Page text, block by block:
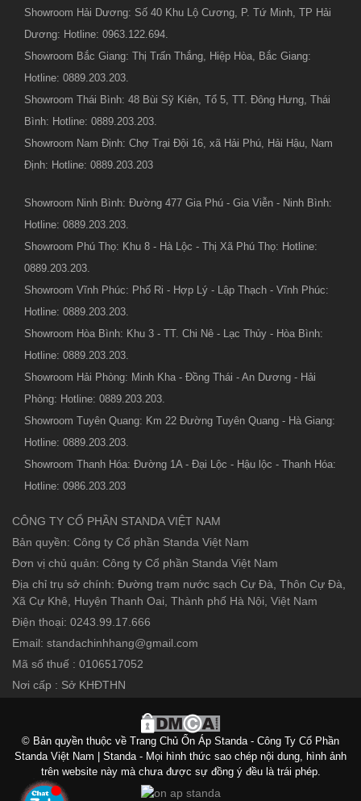
Showroom Hải Dương: Số 40 Khu Lộ Cương, P. Tứ Minh, TP Hải
Dương: Hotline: 0963.122.694.
Showroom Bắc Giang: Thị Trấn Thắng, Hiệp Hòa, Bắc Giang:
Hotline: 0889.203.203.
Showroom Thái Bình: 48 Bùi Sỹ Kiên, Tổ 5, TT. Đông Hưng, Thái
Bình: Hotline: 0889.203.203.
Showroom Nam Định: Chợ Trại Đội 16, xã Hải Phú, Hải Hậu, Nam
Định: Hotline: 0889.203.203
Showroom Ninh Bình: Đường 477 Gia Phú - Gia Viễn - Ninh Bình:
Hotline: 0889.203.203.
Showroom Phú Thọ: Khu 8 - Hà Lộc - Thị Xã Phú Thọ: Hotline:
0889.203.203.
Showroom Vĩnh Phúc: Phố Ri - Hợp Lý - Lập Thạch - Vĩnh Phúc:
Hotline: 0889.203.203.
Showroom Hòa Bình: Khu 3 - TT. Chi Nê - Lạc Thủy - Hòa Bình:
Hotline: 0889.203.203.
Showroom Hải Phòng: Minh Kha - Đồng Thái - An Dương - Hải
Phòng: Hotline: 0889.203.203.
Showroom Tuyên Quang: Km 22 Đường Tuyên Quang - Hà Giang:
Hotline: 0889.203.203.
Showroom Thanh Hóa: Đường 1A - Đại Lộc - Hậu lộc - Thanh Hóa:
Hotline: 0986.203.203
CÔNG TY CỔ PHẦN STANDA VIỆT NAM
Bản quyền: Công ty Cổ phần Standa Việt Nam
Đơn vị chủ quản: Công ty Cổ phần Standa Việt Nam
Địa chỉ trụ sở chính: Đường trạm nước sạch Cự Đà, Thôn Cự Đà,
Xã Cự Khê, Huyện Thanh Oai, Thành phố Hà Nội, Việt Nam
Điện thoại: 0243.99.17.666
Email: standachinhhang@gmail.com
Mã số thuế : 0106517052
Nơi cấp : Sở KHĐTHN
© Bản quyền thuộc về Trang Chủ Ổn Áp Standa - Công Ty Cổ Phần
Standa Việt Nam | Standa - Mọi hình thức sao chép nội dung, hình ảnh
trên website này mà chưa được sự đồng ý đều là trái phép.